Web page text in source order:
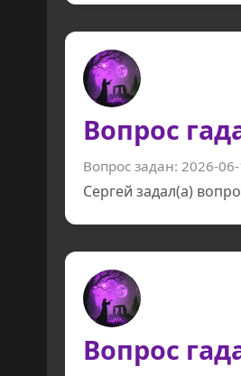
Вопрос
Вопрос задан: 2026-
Сергей задал(а)
Вопрос